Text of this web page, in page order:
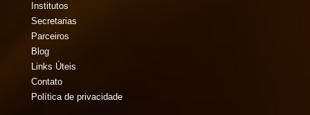
Institutos
Secretarias
Parceiros
Blog
Links Úteis
Contato
Política de privacidade